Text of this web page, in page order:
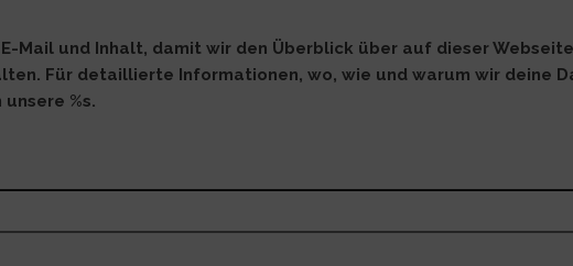
Mail und Inhalt, damit wir den Überblick über auf dieser Webseite
Für detaillierte Informationen, wo, wie und warum wir deine
%s.